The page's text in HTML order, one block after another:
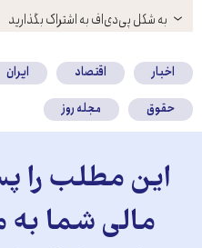
باز
کنید
به شکل پی‌دی‌اف به اشتراک بگذارید
اخبار اقتصاد ایران
حقوق
مجله روز
این مطلب را
مالی شما به